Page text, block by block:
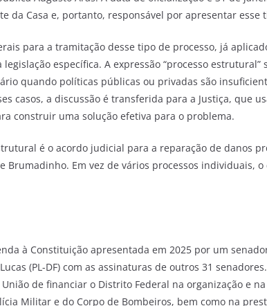
da Casa e, portanto, responsável por apresentar esse
para a tramitação desse tipo de processo, já
específica. A expressão “processo estrutural”
quando políticas públicas ou privadas são
casos, a discussão é transferida para a Justiça, que
construir uma solução efetiva para o problema.
é o acordo judicial para a reparação de danos
Brumadinho. Em vez de vários processos individuais,
à Constituição apresentada em 2025 por um
(PL-DF) com as assinaturas de outros 31
de financiar o Distrito Federal na organização e
Militar e do Corpo de Bombeiros, bem como na